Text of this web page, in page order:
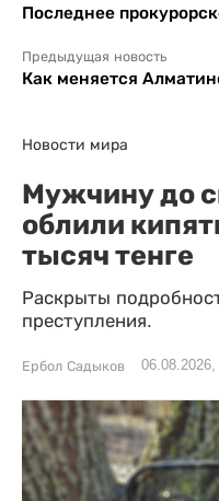
Последнее
Предыдущая новость
Как меняется
Новости мира
Мужчину до
облили
тысяч тенге
Раскрыты
преступления.
Ербол Садыков 06.08.2026,